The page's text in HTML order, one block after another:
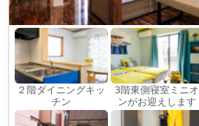
２階ダイニングキッ
チン
3階東側寝室ミニオ
ンがお迎えします